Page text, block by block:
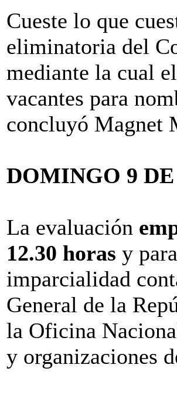
Cueste lo que
eliminatoria del
mediante la cual
vacantes para
concluyó Magnet
DOMINGO 9
La evaluación
12.30 horas y
imparcialidad
General de la
la Oficina
y organizaciones